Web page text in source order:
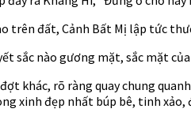
trên đất, Cảnh Bất Mị lập tức
sắc nào gương mặt, sắc mặt
khác, rõ ràng quay chung
xinh đẹp nhất búp bê, tinh